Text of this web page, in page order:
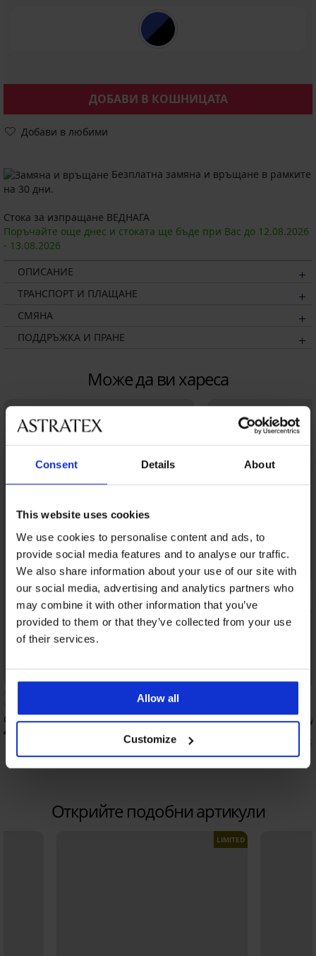
Consent Details About
This website uses cookies
We use cookies to personalise content and ads, to
provide social media features and to analyse our traffic.
We also share information about your use of our site with
our social media, advertising and analytics partners who
may combine it with other information that you’ve
provided to them or that they’ve collected from your use
of their services.
Allow all
Customize
ДОБАВИ В КОШНИЦАТА
Добави в любими
Безплатна замяна и връщане в рамките
на 30 дни.
Стока за изпращане ВЕДНАГА
Поръчайте още днес и стоката ще бъде при Вас до 12.08.2026
- 13.08.2026
ОПИСАНИЕ
ТРАНСПОРТ И ПЛАЩАНЕ
СМЯНА
ПОДДРЪЖКА И ПРАНЕ
Може да ви хареса
Сутиен Maia 4D изглаждащ
40,99 €
Сутиен Soft Lace II
36,99 €
Открийте подобни артикули
LIMITED